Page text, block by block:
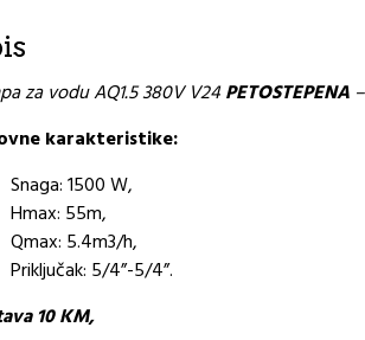
za vodu AQ1.5 380V V24PETOSTEPENA
karakteristike:
Snaga: 1500 W,
Hmax: 55m,
Qmax: 5.4m3/h,
Priključak: 5/4”-5/4”.
10 KM,